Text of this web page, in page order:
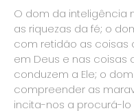
O dom da inteligência
as riquezas da fé; o
com retidão as coisas
em Deus e nas coisas
conduzem a Ele; o
compreender as
incita-nos a procurá-